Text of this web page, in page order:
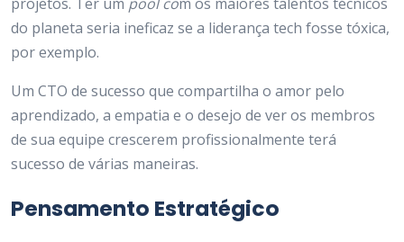
projetos. Ter um pool com os maiores talentos técnicos
do planeta seria ineficaz se a liderança tech fosse tóxica,
por exemplo.
Um CTO de sucesso que compartilha o amor pelo
aprendizado, a empatia e o desejo de ver os membros
de sua equipe crescerem profissionalmente terá
sucesso de várias maneiras.
Pensamento Estratégico